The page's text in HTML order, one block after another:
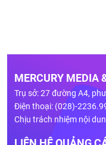
MERCURY MEDIA
Trụ sở: 27 đường A4,
Điện thoại: (028)-
Chịu trách nhiệm nội